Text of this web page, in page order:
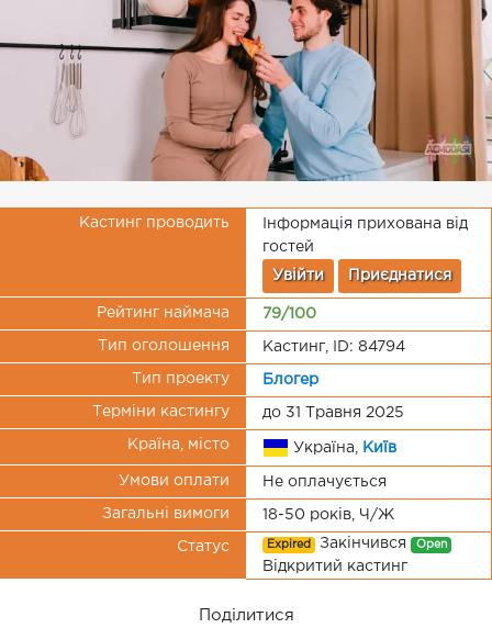
Кастинг проводить
Інформація прихована від
гостей
Увійти Приєднатися
Рейтинг наймача 79/100
Тип оголошення Кастинг, ID: 84794
Тип проекту Блогер
Терміни кастингу до 31 Травня 2025
Країна, місто Україна, Київ
Умови оплати Не оплачується
Загальні вимоги 18-50 років, Ч/Ж
Статус Expired Закінчився Open
Відкритий кастинг
Поділитися